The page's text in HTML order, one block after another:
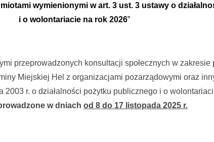
wymienionymi w art. 3 ust. 3 ustawy o
i o wolontariacie na rok 2026”
przeprowadzonych konsultacji społecznych w zakresie
Miejskiej Hel z organizacjami pozarządowymi oraz
r. o działalności pożytku publicznego i o
w dniach od 8 do 17 listopada 2025 r.